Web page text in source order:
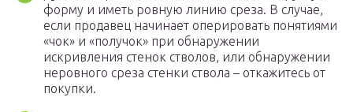
форму и иметь ровную линию среза. В случае,
если продавец начинает оперировать понятиями
«чок» и «получок» при обнаружении
искривления стенок стволов, или обнаружении
неровного среза стенки ствола – откажитесь от
покупки.